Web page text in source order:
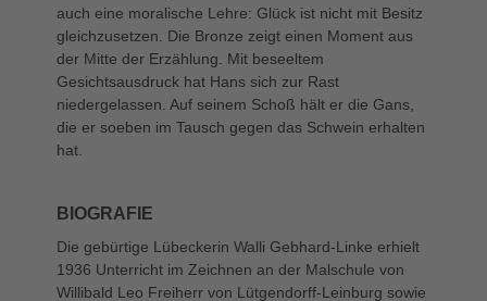
auch eine moralische Lehre: Glück ist nicht mit Besitz
gleichzusetzen. Die Bronze zeigt einen Moment aus
der Mitte der Erzählung. Mit beseeltem
Gesichtsausdruck hat Hans sich zur Rast
niedergelassen. Auf seinem Schoß hält er die Gans,
die er soeben im Tausch gegen das Schwein erhalten
hat.
BIOGRAFIE
Die gebürtige Lübeckerin Walli Gebhard-Linke erhielt
1936 Unterricht im Zeichnen an der Malschule von
Willibald Leo Freiherr von Lütgendorff-Leinburg sowie